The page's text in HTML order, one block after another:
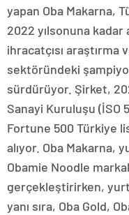
yapan Oba Makarna,
2022 yılsonuna kadar
ihracatçısı
sektöründeki
sürdürüyor. Şirket,
Sanayi Kuruluşu (İSO
Fortune 500 Türkiye
alıyor. Oba Makarna,
Obamie Noodle
gerçekleştirirken, yurt
yanı sıra, Oba Gold,